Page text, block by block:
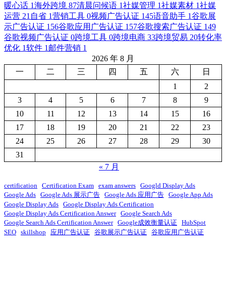
暖心话 1海外跨境 87清晨问候语 1社媒管理 1社媒素材 1社媒
运营 21 自省 1营销工具 0视频广告认证 145语音助手 1谷歌展
示广告认证 156谷歌应用广告认证 157谷歌搜索广告认证 149
谷歌视频广告认证 0跨境工具 0跨境电商 33跨境贸易 20转化率
优化 1软件 1 邮件营销 1
2026 年 8 月
一
二 三 四 五 六
日
1
2
3
4 5 6 7 8
9
10
11 12 13 14 15
16
17
18 19 20 21 22
23
24
25 26 27 28 29
30
31
« 7 月
certification Certification Exam exam answers Googld Display Ads
Google Ads Google Ads 展示广告 Google Ads 应用广告 Google App Ads
Google Display Ads Google Display Ads Certification
Google Display Ads Certification Answer Google Search Ads
Google Search Ads Certification Answer Google成效衡量认证 HubSpot
SEO skillshop 应用广告认证 谷歌展示广告认证 谷歌应用广告认证